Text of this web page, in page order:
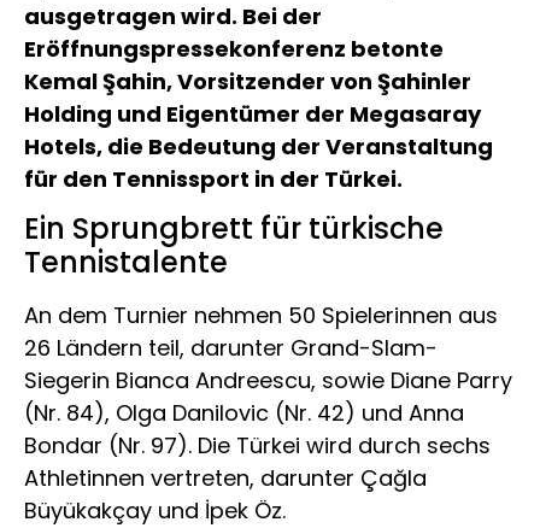
ausgetragen wird. Bei der
Eröffnungspressekonferenz betonte
Kemal Şahin, Vorsitzender von Şahinler
Holding und Eigentümer der Megasaray
Hotels, die Bedeutung der Veranstaltung
für den Tennissport in der Türkei.
Ein Sprungbrett für türkische
Tennistalente
An dem Turnier nehmen 50 Spielerinnen aus
26 Ländern teil, darunter Grand-Slam-
Siegerin Bianca Andreescu, sowie Diane Parry
(Nr. 84), Olga Danilovic (Nr. 42) und Anna
Bondar (Nr. 97). Die Türkei wird durch sechs
Athletinnen vertreten, darunter Çağla
Büyükakçay und İpek Öz.